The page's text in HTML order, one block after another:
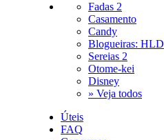
Fadas 2
Casamento
Candy
Blogueiras: HLD
Sereias 2
Otome-kei
Disney
» Veja todos
Úteis
FAQ